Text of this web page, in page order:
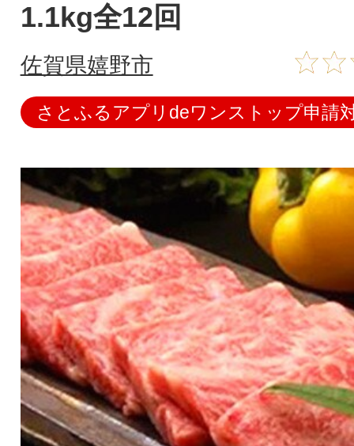
1.1kg全12回
佐賀県嬉野市
さとふるアプリdeワンストップ申請